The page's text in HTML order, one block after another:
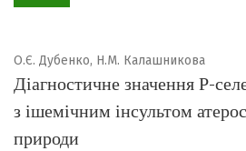
О.Є. Дубенко, Н.М. Калашникова
Діагностичне значення Р-
з ішемічним інсультом
природи